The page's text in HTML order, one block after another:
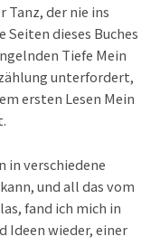
Tanz, der nie ins
Seiten dieses Buches
Tiefe Mein
unterfordert,
ersten Lesen Mein
in verschiedene
und all das vom
fand ich mich in
Ideen wieder, einer